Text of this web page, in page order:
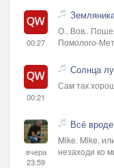
00:27
О.. Вов..
Помолого-
00:21
Солнца
Сам так
вчера
23:59
Всё
Mike. Mike,
незаходи ко